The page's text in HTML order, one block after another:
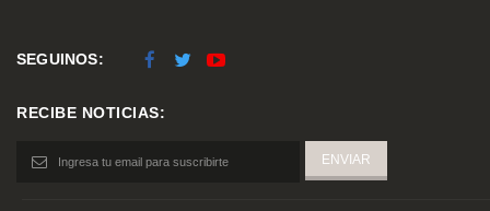
SEGUINOS:
RECIBE NOTICIAS: